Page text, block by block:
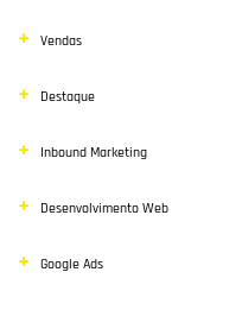
Vendas
Destaque
Inbound Marketing
Desenvolvimento Web
Google Ads